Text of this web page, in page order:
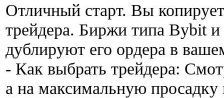
Отличный старт. Вы
трейдера. Биржи типа Bybit
дублируют его ордера в
- Как выбрать трейдера:
а на максимальную просадку